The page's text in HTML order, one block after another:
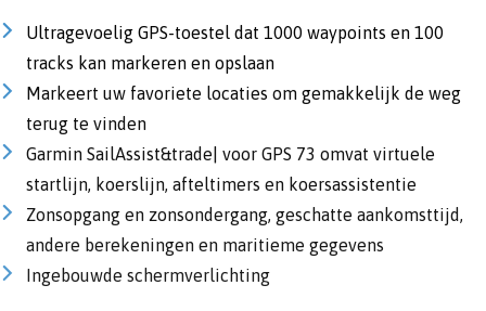
Ultragevoelig GPS-toestel dat 1000 waypoints en 100
tracks kan markeren en opslaan
Markeert uw favoriete locaties om gemakkelijk de weg
terug te vinden
Garmin SailAssist&trade| voor GPS 73 omvat virtuele
startlijn, koerslijn, afteltimers en koersassistentie
Zonsopgang en zonsondergang, geschatte aankomsttijd,
andere berekeningen en maritieme gegevens
Ingebouwde schermverlichting